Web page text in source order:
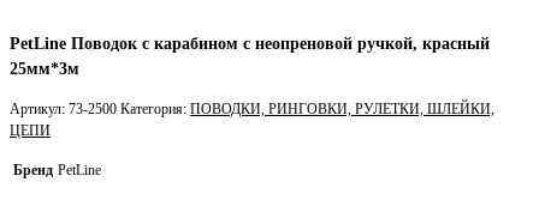
PetLine Поводок с карабином с неопреновой ручкой, красный
25мм*3м
Артикул: 73-2500 Категория: ПОВОДКИ, РИНГОВКИ, РУЛЕТКИ, ШЛЕЙКИ,
ЦЕПИ
Бренд PetLine